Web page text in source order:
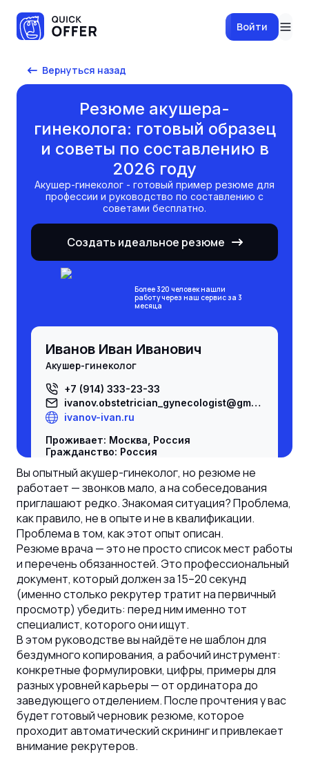
Войти
Вернуться назад
Резюме акушера-
гинеколога: готовый образец
и советы по составлению в
2026 году
акушер-гинеколог - готовый пример резюме для
профессии и руководство по составлению с
советами бесплатно.
Создать идеальное резюме
Более 320 человек нашли
работу через наш сервис за 3
месяца
Иванов Иван Иванович
акушер-гинеколог
+7 (914) 333-23-33
ivanov.obstetrician_gynecologist@gmail.com
ivanov-ivan.ru
Проживает: Москва, Россия
Гражданство: Россия
Не готов к переезду, не готов к
командировкам
Желаемая должность и зарплата
акушер-гинеколог
Специализации:
акушер-гинеколог
;
Занятость: полная занятость
График работы: полный день
Время в пути до работы: не имеет
значения
Вы опытный акушер-гинеколог, но резюме не
работает — звонков мало, а на собеседования
приглашают редко. Знакомая ситуация? Проблема,
как правило, не в опыте и не в квалификации.
Проблема в том, как этот опыт описан.
Резюме врача — это не просто список мест работы
и перечень обязанностей. Это профессиональный
документ, который должен за 15–20 секунд
(именно столько рекрутер тратит на первичный
просмотр) убедить: перед ним именно тот
специалист, которого они ищут.
В этом руководстве вы найдёте не шаблон для
бездумного копирования, а рабочий инструмент:
конкретные формулировки, цифры, примеры для
разных уровней карьеры — от ординатора до
заведующего отделением. После прочтения у вас
будет готовый черновик резюме, которое
проходит автоматический скрининг и привлекает
внимание рекрутеров.